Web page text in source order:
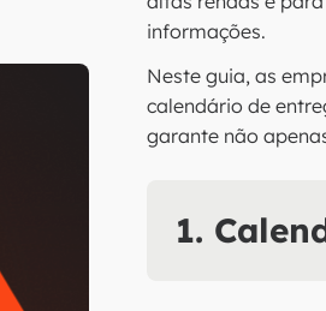
informações.
Neste guia, as
calendário de
garante não
1.